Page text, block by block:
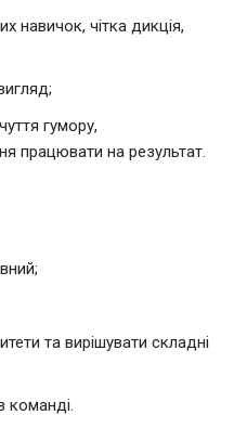
навичок, чітка дикція,
гумору,
працювати на результат.
та вирішувати складні
команді.